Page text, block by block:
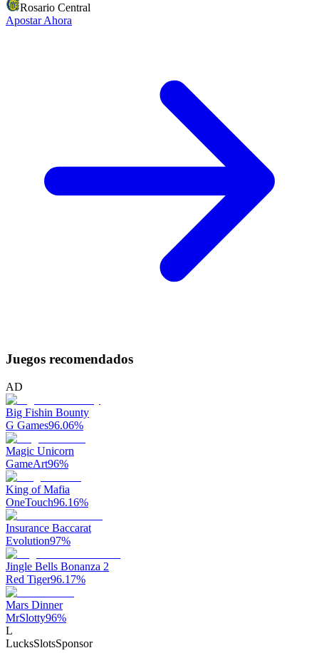
Rosario Central
Apostar Ahora
Juegos recomendados
AD
Big Fishin Bounty
G Games96.06%
Magic Unicorn
GameArt96%
King of Mafia
OneTouch96.16%
Insurance Baccarat
Evolution97%
Jingle Bells Bonanza 2
Red Tiger96.17%
Mars Dinner
MrSlotty96%
L
LucksSlotsSponsor